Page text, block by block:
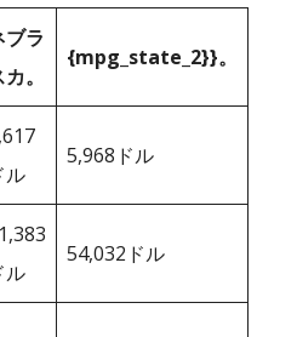
ブラ
。
{mpg_state_2}}。
ル
5,968ドル
ル
54,032ドル